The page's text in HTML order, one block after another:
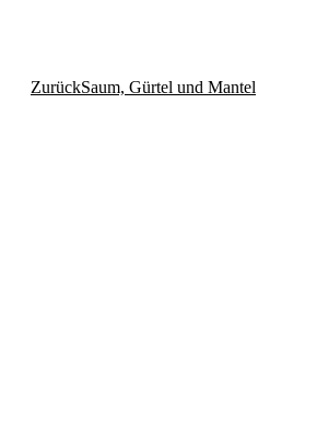
ZurückVorheriger
Saum, Gürtel und Mantel